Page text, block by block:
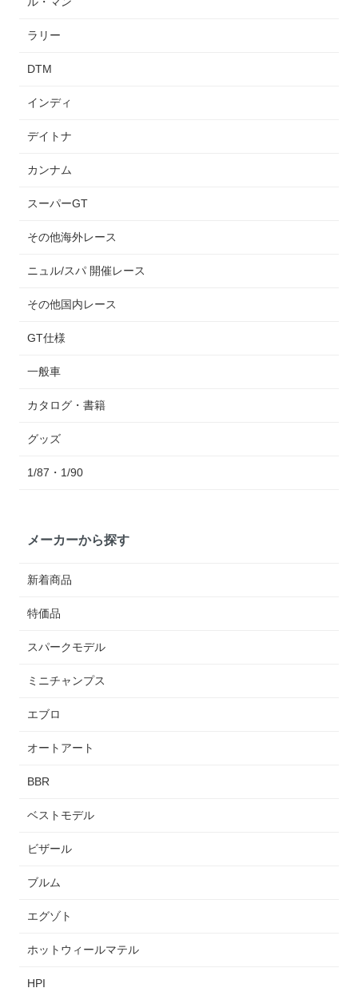
ラリー
DTM
インディ
デイトナ
カンナム
スーパーGT
その他海外レース
ニュル/スパ 開催レース
その他国内レース
GT仕様
一般車
カタログ・書籍
グッズ
1/87・1/90
メーカーから探す
新着商品
特価品
スパークモデル
ミニチャンプス
エブロ
オートアート
BBR
ベストモデル
ビザール
ブルム
エグゾト
ホットウィールマテル
HPI